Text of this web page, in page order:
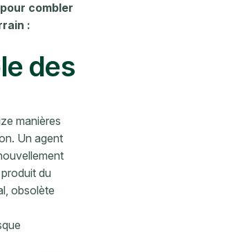
combler
:
des
manières
Un agent
du
obsolète